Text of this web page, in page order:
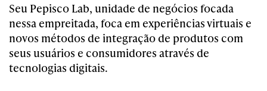
Seu Pepisco Lab, unidade de negócios focada
nessa empreitada, foca em experiências virtuais e
novos métodos de integração de produtos com
seus usuários e consumidores através de
tecnologias digitais.